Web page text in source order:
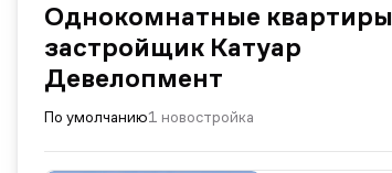
Однокомнатные квартиры
застройщик Катуар
Девелопмент
По умолчанию1 новостройка